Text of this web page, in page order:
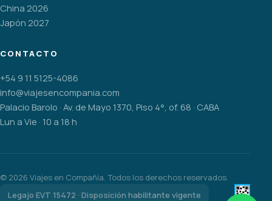
China 2026
Japón 2027
CONTACTO
+54 9 11 5125-4086
info@viajesencompania.com
Palacio Barolo · Av. de Mayo 1370, Piso 4°, of. 68 · CABA
Lun a Vie · 10 a 18 h
© 2026 Viajes en Compañía. Todos los derechos reservados.
Legajo EVT 15472 · Disposición habilitante vigente